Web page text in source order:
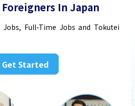
In Japan
Full-Time Jobs and Tokutei
Get Started